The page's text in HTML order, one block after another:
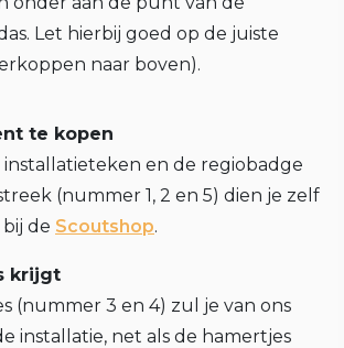
Let hierbij goed op de juiste
naar boven).
te kopen
en de regiobadge
(nummer 1, 2 en 5) dien je zelf
de Scoutshop.
krijgt
(nummer 3 en 4) zul je van ons
installatie, net als de hamertjes